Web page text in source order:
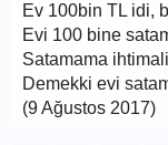
Ev 100bin TL idi,
Evi 100 bine
Satamama
Demekki evi
(9 Ağustos 2017)